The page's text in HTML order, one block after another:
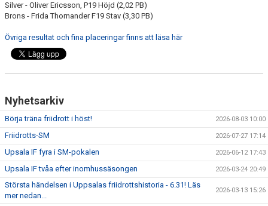
Silver - Oliver Ericsson, P19 Höjd (2,02 PB)
Brons - Frida Thornander F19 Stav (3,30 PB)
Övriga resultat och fina placeringar finns att läsa här
Nyhetsarkiv
Börja träna friidrott i höst! 2026-08-03 10:00
Friidrotts-SM 2026-07-27 17:14
Upsala IF fyra i SM-pokalen 2026-06-12 17:43
Upsala IF tvåa efter inomhussäsongen 2026-03-24 20:49
Största händelsen i Uppsalas friidrottshistoria - 6.31! Läs
mer nedan...
2026-03-13 15:26